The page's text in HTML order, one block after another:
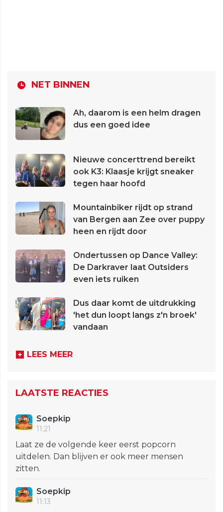
NET BINNEN
Ah, daarom is een helm dragen
dus een goed idee
Nieuwe concerttrend bereikt
ook K3: Klaasje krijgt sneaker
tegen haar hoofd
Mountainbiker rijdt op strand
van Bergen aan Zee over puppy
heen en rijdt door
Ondertussen op Dance Valley:
De Darkraver laat Outsiders
even iets ruiken
Dus daar komt de uitdrukking
'het dun loopt langs z'n broek'
vandaan
LEES MEER
LAATSTE REACTIES
Soepkip
11:21
Laat ze de volgende keer eerst popcorn
uitdelen. Dan blijven er ook meer mensen
zitten.
Soepkip
11:13